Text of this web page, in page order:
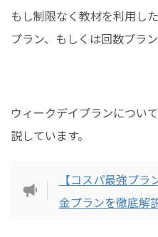
もし制限なく教材を利用し
プラン、もしくは回数プラ
ウィークデイプランについ
説しています。
【コスパ最強プ
金プランを徹底解